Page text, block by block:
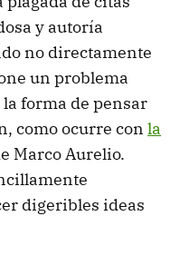
y autoría
no directamente
un problema
forma de pensar
como ocurre con la
Marco Aurelio.
digeribles ideas